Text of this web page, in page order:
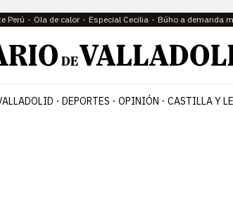
Perú Ola de calor Especial Cecilia Búho a demanda
DEPORTES OPINIÓN CASTILLA Y